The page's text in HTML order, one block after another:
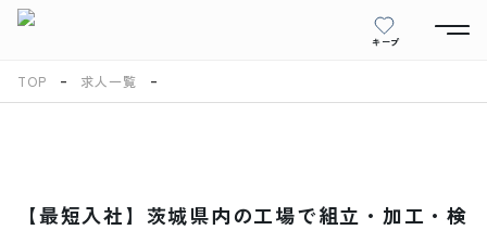
キープ
TOP 求人一覧
【最短入社】茨城県内の工場で組立・加工・検